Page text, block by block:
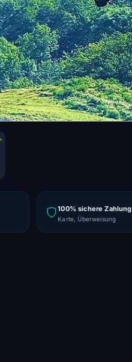
100% sichere Zahlung
Karte, Überweisung